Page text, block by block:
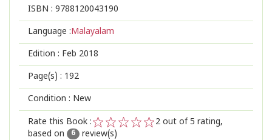
ISBN : 9788120043190
Language :Malayalam
Edition : Feb 2018
Page(s) : 192
Condition : New
Rate this Book :
2
1
2 out of 5 rating,
based on
6 review(s)